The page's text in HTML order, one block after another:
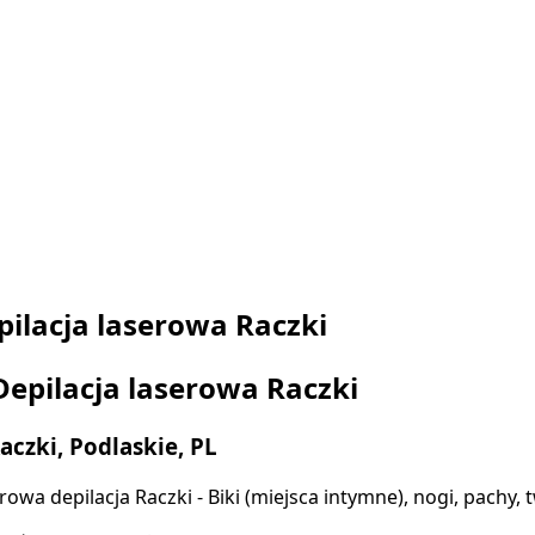
laserowa Raczki
laserowa Raczki
Podlaskie, PL
depilacja Raczki - Biki (miejsca intymne), nogi, pachy,